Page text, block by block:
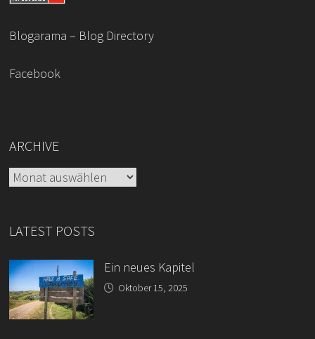
Blogarama – Blog Directory
Facebook
ARCHIVE
Archive
LATEST POSTS
Ein neues Kapitel
Oktober 15, 2025